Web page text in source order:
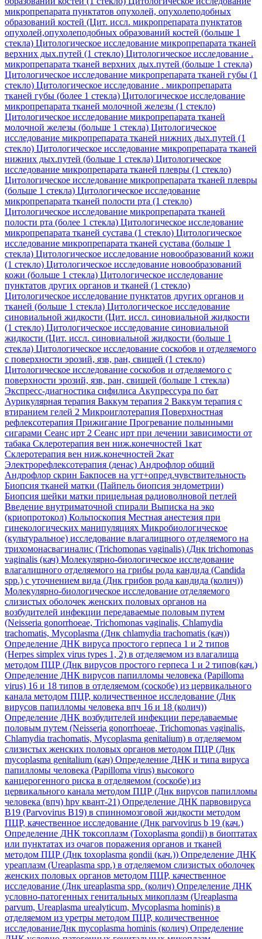
микропрепарата пунктатов опухолей, опухолеподобных
образований костей (Цит. иссл. микропрепарата пунктатов
опухолей,опухолеподобных образований костей (больше 1
стекла) Цитологическое исследование микропрепарата тканей
верхних дых.путей (1 стекло) Цитологическое исследование .
микропрепарата тканей верхних дых.путей (больше 1 стекла)
Цитологическое исследование микропрепарата тканей губы (1
стекло) Цитологическое исследование . микропрепарата
тканей губы (более 1 стекла) Цитологическое исследование
микропрепарата тканей молочной железы (1 стекло)
Цитологическое исследование микропрепарата тканей
молочной железы (больше 1 стекла) Цитологическое
исследование микропрепарата тканей нижних дых.путей (1
стекло) Цитологическое исследование микропрепарата тканей
нижних дых.путей (больше 1 стекла) Цитологическое
исследование микропрепарата тканей плевры (1 стекло)
Цитологическое исследование микропрепарата тканей плевры
(больше 1 стекла) Цитологическое исследование
микропрепарата тканей полости рта (1 стекло)
Цитологическое исследование микропрепарата тканей
полости рта (более 1 стекла) Цитологическое исследование
микропрепарата тканей сустава (1 стекло) Цитологическое
исследование микропрепарата тканей сустава (больше 1
стекла) Цитологическое исследование новообразований кожи
(1 стекло) Цитологическое исследование новообразований
кожи (больше 1 стекла) Цитологическое исследование
пунктатов других органов и тканей (1 стекло)
Цитологическое исследование пунктатов других органов и
тканей (больше 1 стекла) Цитологическое исследование
синовиальной жидкости (Цит. иссл. синовиальной жидкости
(1 стекло) Цитологическое исследование синовиальной
жидкости (Цит. иссл. синовиальной жидкости (больше 1
стекла) Цитологическое исследование соскобов и отделяемого
с поверхности эрозий, язв, ран, свищей (1 стекло)
Цитологическое исследование соскобов и отделяемого с
поверхности эрозий, язв, ран, свищей (больше 1 стекла)
Экспресс-диагностика сифилиса Акупрессура по бат
Аурикулярная терапия Ваккум терапия 2 Ваккум терапия с
втиранием гелей 2 Микроиглотерапия Поверхностная
рефлексотерапия Прижигание Прогревание полынными
сигарами Сеанс ирт 2 Сеанс ирт при лечении зависимости от
табака Склеротерапия вен ниж.конечностей 1кат
Склеротерапия вен ниж.конечностей 2кат
Электрорефлексотерапия (денас) Андрофлор общий
Андрофлор скрин Бакпосев на угт+опред.чувствительность
Биопсия тканей матки (Пайпель биопсия эндометрии)
Биопсия шейки матки прицельная радиоволновой петлей
Введение внутриматочной спирали Выписка на эко
(криопротокол) Кольпоскопия Местная анестезия при
гинекологических манипуляциях Микробиологическое
(культуральное) исследование влагалищного отделяемого на
трихомонасвагиналис (Trichomonas vaginalis) (Днк trichomonas
vaginalis (кач) Молекулярно-биологическое исследование
влагалищного отделяемого на грибы рода кандида (Candida
spp.) с уточнением вида (Днк грибов рода кандида (колич))
Молекулярно-биологическое исследование отделяемого
слизистых оболочек женских половых органов на
возбудителей инфекции передаваемые половым путем
(Neisseria gonorrhoeae, Trichomonas vaginalis, Chlamydia
trachomatis, Mycoplasma (Днк chlamydia trachomatis (кач))
Определение ДНК вируса простого герпеса 1 и 2 типов
(Herpes simplex virus types 1, 2) в отделяемом из влагалища
методом ПЦР (Днк вирусов простого герпеса 1 и 2 типов(кач.)
Определение ДНК вирусов папилломы человека (Papilloma
virus) 16 и 18 типов в отделяемом (соскобе) из цервикального
канала методом ПЦР, количественное исследование (Днк
вирусов папилломы человека впч 16 и 18 (колич))
Определение ДНК возбудителей инфекции передаваемые
половым путем (Neisseria gonorrhoeae, Trichomonas vaginalis,
Chlamydia trachomatis, Mycoplasma genitalium) в отделяемом
слизистых женских половых органов методом ПЦР (Днк
mycoplasma genitalium (кач) Определение ДНК и типа вируса
папилломы человека (Papilloma virus) высокого
канцерогенного риска в отделяемом (соскобе) из
цервикального канала методом ПЦР (Днк вирусов папилломы
человека (впч) hpv квант-21) Определение ДНК парвовируса
B19 (Parvovirus B19) в спинномозговой жидкости методом
ПЦР, качественное исследование (Днк parvovirus b 19 (кач.)
Определение ДНК токсоплазм (Toxoplasma gondii) в биоптатах
или пунктатах из очагов поражения органов и тканей
методом ПЦР (Днк toxoplasma gondii (кач.)) Определение ДНК
уреаплазм (Ureaplasma spp.) в отделяемом слизистых оболочек
женских половых органов методом ПЦР, качественное
исследование (Днк ureaplasma spp. (колич) Определение ДНК
условно-патогенных генитальных микоплазм (Ureaplasma
parvum, Ureaplasma urealyticum, Mycoplasma hominis) в
отделяемом из уретры методом ПЦР, количественное
исследованиеДнк mycoplasma hominis (колич) Определение